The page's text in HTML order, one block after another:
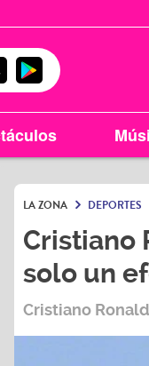
LA ZONA DEPORTES
Cristiano
solo un
Cristiano